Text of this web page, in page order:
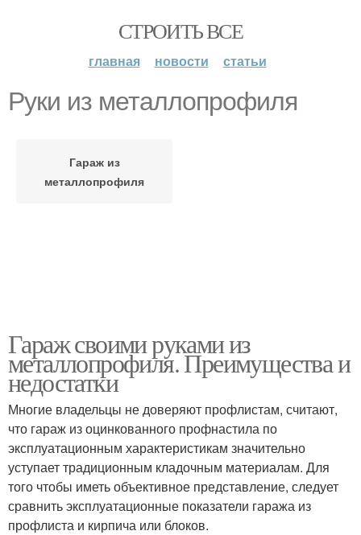
СТРОИТЬ ВСЕ
главная новости статьи
Руки из металлопрофиля
Гараж из
металлопрофиля
Гараж своими руками из
металлопрофиля. Преимущества и
недостатки
Многие владельцы не доверяют профлистам, считают,
что гараж из оцинкованного профнастила по
эксплуатационным характеристикам значительно
уступает традиционным кладочным материалам. Для
того чтобы иметь объективное представление, следует
сравнить эксплуатационные показатели гаража из
профлиста и кирпича или блоков.